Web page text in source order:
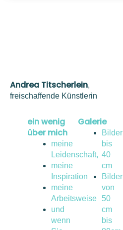
Andrea Titscherlein,
freischaffende Künstlerin
ein wenig
über mich
meine
Leidenschaft,
meine
Inspiration
meine
Arbeitsweise
und
wenn
Galerie
Bilder
bis
40
cm
Bilder
von
50
cm
bis